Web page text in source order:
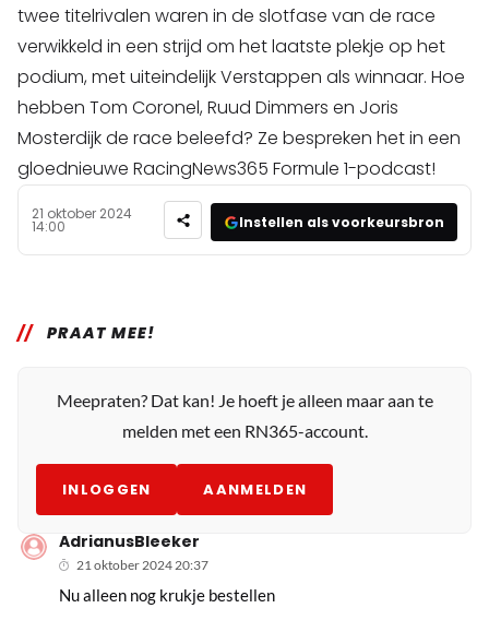
twee titelrivalen waren in de slotfase van de race
verwikkeld in een strijd om het laatste plekje op het
podium, met uiteindelijk Verstappen als winnaar. Hoe
hebben Tom Coronel, Ruud Dimmers en Joris
Mosterdijk de race beleefd? Ze bespreken het in een
gloednieuwe RacingNews365 Formule 1-podcast!
21 oktober 2024
14:00 Instellen als voorkeursbron
PRAAT MEE!
Meepraten? Dat kan! Je hoeft je alleen maar aan te
melden met een RN365-account.
INLOGGEN AANMELDEN
AdrianusBleeker
21 oktober 2024 20:37
Nu alleen nog krukje bestellen